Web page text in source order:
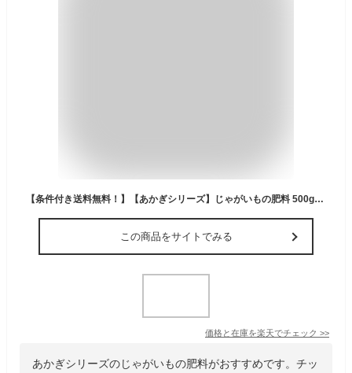
【条件付き送料無料！】【あかぎシリーズ】じゃがいもの肥料 500gよりどり選んで、3,300円以上送料無料！
この商品をサイトでみる
価格と在庫を楽天でチェック >>
あかぎシリーズのじゃがいもの肥料がおすすめです。チッ